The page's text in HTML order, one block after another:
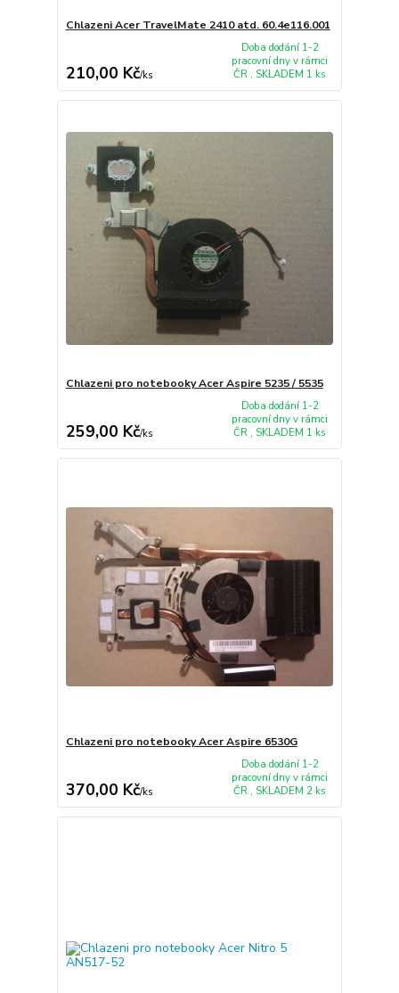
Chlazeni Acer TravelMate 2410 atd. 60.4e116.001
210,00 Kč/ks
Doba dodání 1-2
pracovní dny v rámci
ČR , SKLADEM 1 ks
Chlazeni pro notebooky Acer Aspire 5235 / 5535
259,00 Kč/ks
Doba dodání 1-2
pracovní dny v rámci
ČR , SKLADEM 1 ks
Chlazeni pro notebooky Acer Aspire 6530G
370,00 Kč/ks
Doba dodání 1-2
pracovní dny v rámci
ČR , SKLADEM 2 ks